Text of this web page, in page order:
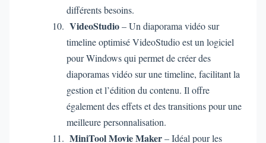
différents besoins.
VideoStudio– Un diaporama vidéo sur
timeline optimisé VideoStudio est un logiciel
pour Windows qui permet de créer des
diaporamas vidéo sur une timeline, facilitant la
gestion et l’édition du contenu. Il offre
également des effets et des transitions pour une
meilleure personnalisation.
MiniTool Movie Maker– Idéal pour les